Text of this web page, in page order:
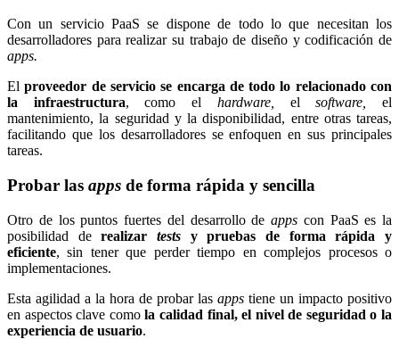
Con un servicio PaaS se dispone de todo lo que necesitan los
desarrolladores para realizar su trabajo de diseño y codificación de
apps.
Elproveedor de servicio se encarga de todo lo relacionado con
la infraestructura, como el hardware, elsoftware, el
mantenimiento, la seguridad y la disponibilidad, entre otras tareas,
facilitando que los desarrolladores se enfoquen en sus principales
tareas.
Probar las apps de forma rápida y sencilla
Otro de los puntos fuertes del desarrollo de apps con PaaS es la
posibilidad derealizartests y pruebas de forma rápida y
eficiente, sin tener que perder tiempo en complejos procesos o
implementaciones.
Esta agilidad a la hora de probar las apps tiene un impacto positivo
en aspectos clave comola calidad final, el nivel de seguridad o la
experiencia de usuario.